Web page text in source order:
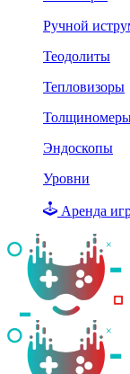
Ручной
Теодолиты
Тепловизоры
Эндоскопы
Уровни
Аренда